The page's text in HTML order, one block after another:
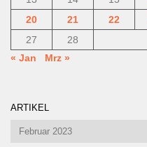
20
21 22
27
28
« Jan
Mrz »
ARTIKEL
Artikel